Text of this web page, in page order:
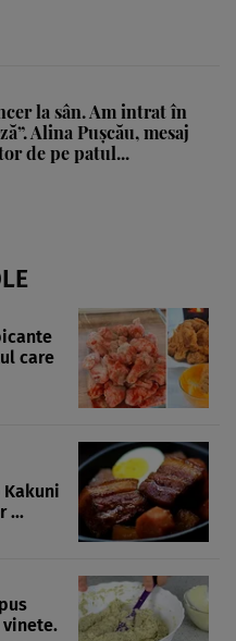
la sân. Am intrat în
Alina Pușcău, mesaj
de pe patul...
care
Kakuni
...